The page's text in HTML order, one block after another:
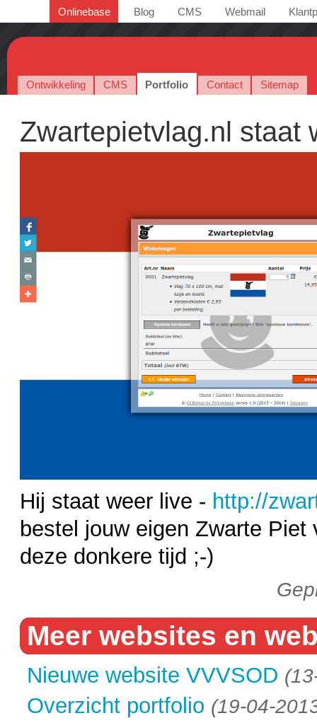
Onlinebase Blog CMS Webmail
Ontwikkeling CMS Portfolio Contact Sitemap
Zwartepietvlag.nl staat
Hij staat weer live - http://
bestel jouw eigen Zwarte
deze donkere tijd ;-)
Meer websites en
Nieuwe website VVVSOD
Overzicht portfolio (19-04-